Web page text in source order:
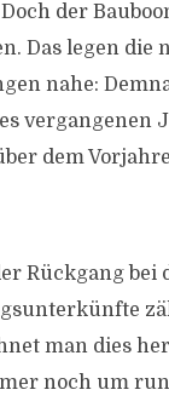
der
Das legen die
nahe:
vergangenen
dem
Rückgang
man dies
noch um